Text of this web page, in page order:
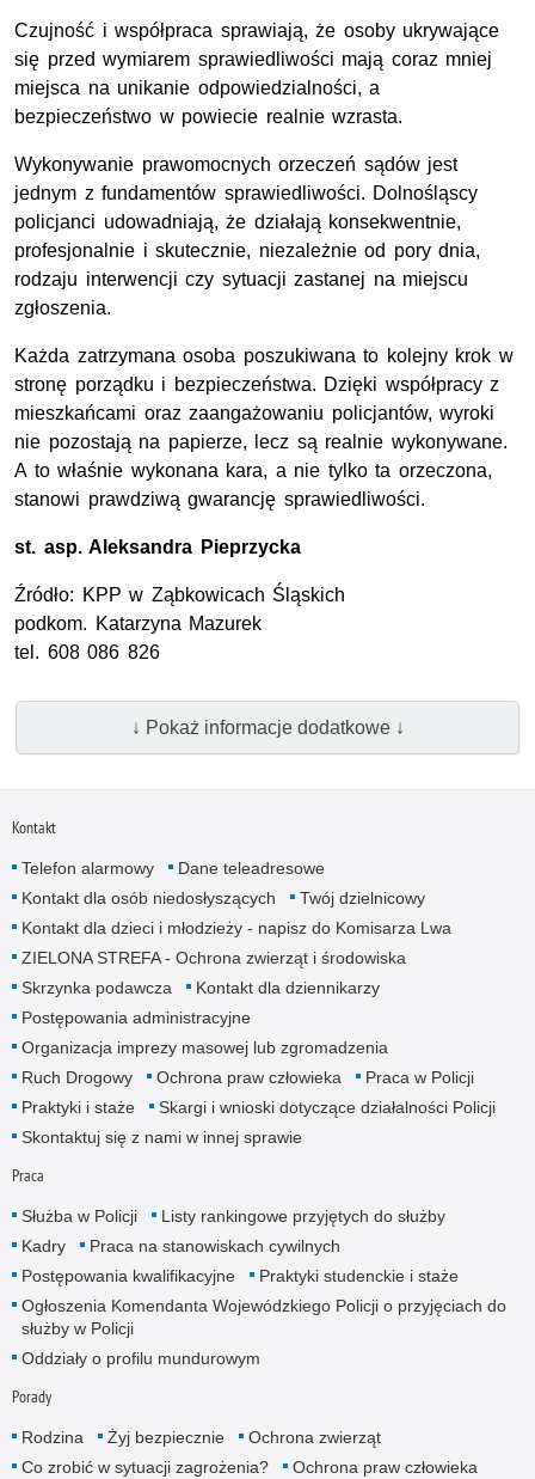
Czujność i współpraca sprawiają, że osoby ukrywające
się przed wymiarem sprawiedliwości mają coraz mniej
miejsca na unikanie odpowiedzialności, a
bezpieczeństwo w powiecie realnie wzrasta.
Wykonywanie prawomocnych orzeczeń sądów jest
jednym z fundamentów sprawiedliwości. Dolnośląscy
policjanci udowadniają, że działają konsekwentnie,
profesjonalnie i skutecznie, niezależnie od pory dnia,
rodzaju interwencji czy sytuacji zastanej na miejscu
zgłoszenia.
Każda zatrzymana osoba poszukiwana to kolejny krok w
stronę porządku i bezpieczeństwa. Dzięki współpracy z
mieszkańcami oraz zaangażowaniu policjantów, wyroki
nie pozostają na papierze, lecz są realnie wykonywane.
A to właśnie wykonana kara, a nie tylko ta orzeczona,
stanowi prawdziwą gwarancję sprawiedliwości.
st. asp.Aleksandra Pieprzycka
Źródło: KPP w Ząbkowicach Śląskich
podkom. Katarzyna Mazurek
tel . 608 086 826
↓ Pokaż informacje dodatkowe ↓
Kontakt
Telefon alarmowy
Dane teleadresowe
Kontakt dla osób niedosłyszących
Twój dzielnicowy
Kontakt dla dzieci i młodzieży - napisz do Komisarza Lwa
ZIELONA STREFA - Ochrona zwierząt i środowiska
Skrzynka podawcza
Kontakt dla dziennikarzy
Postępowania administracyjne
Organizacja imprezy masowej lub zgromadzenia
Ruch Drogowy
Ochrona praw człowieka
Praca w Policji
Praktyki i staże
Skargi i wnioski dotyczące działalności Policji
Skontaktuj się z nami w innej sprawie
Praca
Służba w Policji
Listy rankingowe przyjętych do służby
Kadry
Praca na stanowiskach cywilnych
Postępowania kwalifikacyjne
Praktyki studenckie i staże
Ogłoszenia Komendanta Wojewódzkiego Policji o przyjęciach do
służby w Policji
Oddziały o profilu mundurowym
Porady
Rodzina Żyj bezpiecznie
Ochrona zwierząt
Co zrobić w sytuacji zagrożenia?
Ochrona praw człowieka